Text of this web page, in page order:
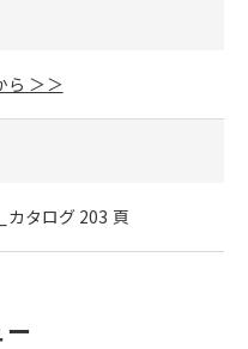
ら ＞＞
タログ 203 頁